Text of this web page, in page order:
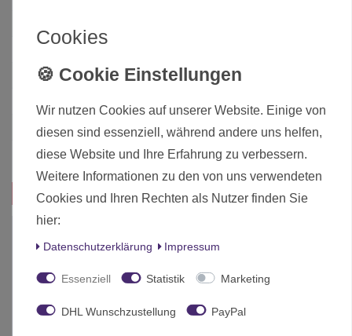
Altersfreigabe Ohne Altersbeschränkung
Herstellungsland Deutschland
Inhalt 1 Stück
Das passt zu diesem Produkt:
Cookies
Wir nutzen Cookies auf unserer Website. Einige von
diesen sind essenziell, während andere uns helfen,
diese Website und Ihre Erfahrung zu verbessern.
Weitere Informationen zu den von uns verwendeten
Cookies und Ihren Rechten als Nutzer finden Sie
hier:
Daten­schutz­erklärung Impressum
Essenziell Statistik Marketing
DHL Wunschzustellung PayPal